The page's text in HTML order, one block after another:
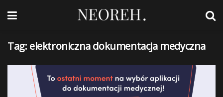
Tag: elektroniczna dokumentacja medyczna